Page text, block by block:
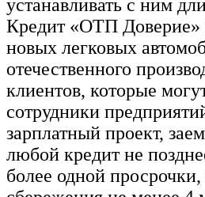
устанавливать с ним
Кредит «ОТП Доверие»
новых легковых
отечественного
клиентов, которые
сотрудники
зарплатный проект,
любой кредит не
более одной